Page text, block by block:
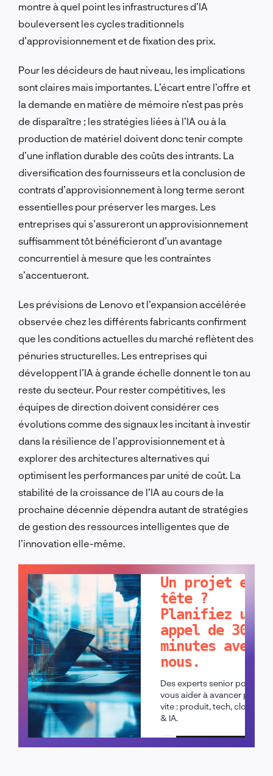
montre à quel point les infrastructures d’IA
bouleversent les cycles traditionnels
d’approvisionnement et de fixation des prix.
Pour les décideurs de haut niveau, les implications
sont claires mais importantes. L’écart entre l’offre et
la demande en matière de mémoire n’est pas près
de disparaître ; les stratégies liées à l’IA ou à la
production de matériel doivent donc tenir compte
d’une inflation durable des coûts des intrants. La
diversification des fournisseurs et la conclusion de
contrats d’approvisionnement à long terme seront
essentielles pour préserver les marges. Les
entreprises qui s’assureront un approvisionnement
suffisamment tôt bénéficieront d’un avantage
concurrentiel à mesure que les contraintes
s’accentueront.
Les prévisions de Lenovo et l’expansion accélérée
observée chez les différents fabricants confirment
que les conditions actuelles du marché reflètent des
pénuries structurelles. Les entreprises qui
développent l’IA à grande échelle donnent le ton au
reste du secteur. Pour rester compétitives, les
équipes de direction doivent considérer ces
évolutions comme des signaux les incitant à investir
dans la résilience de l’approvisionnement et à
explorer des architectures alternatives qui
optimisent les performances par unité de coût. La
stabilité de la croissance de l’IA au cours de la
prochaine décennie dépendra autant de stratégies
de gestion des ressources intelligentes que de
l’innovation elle-même.
Un projet en
tête ?
Planifiez un
appel de 30
minutes avec
nous.
Des experts senior pour
vous aider à avancer plus
vite : produit, tech, cloud
& IA.
Planifier un appel